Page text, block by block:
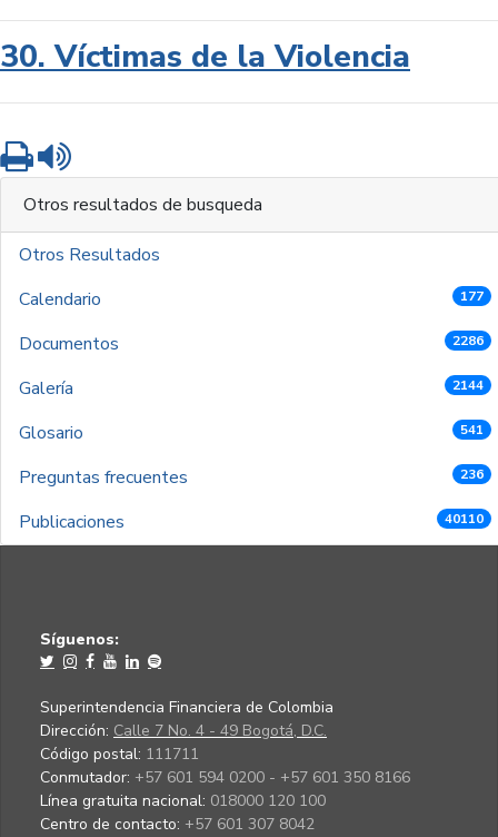
30. Víctimas de la Violencia
Imprimir
Otros resultados de busqueda
Otros Resultados
Calendario
177
Documentos 2286
Galería 2144
Glosario 541
Preguntas frecuentes 236
Publicaciones 40110
Síguenos:
Superintendencia Financiera de Colombia
Dirección: Calle 7 No. 4 - 49 Bogotá, D.C.
Código postal: 111711
Conmutador: +57 601 594 0200 - +57 601 350 8166
Línea gratuita nacional: 018000 120 100
Centro de contacto: +57 601 307 8042